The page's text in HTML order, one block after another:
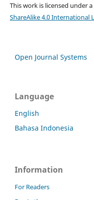
This work is licensed under a
ShareAlike 4.0 International
Open Journal Systems
Language
English
Bahasa Indonesia
Information
For Readers